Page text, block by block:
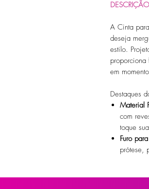
A Cinta
deseja
estilo.
proporciona
em
Destaques
Material
com
toque
Furo
prótese,